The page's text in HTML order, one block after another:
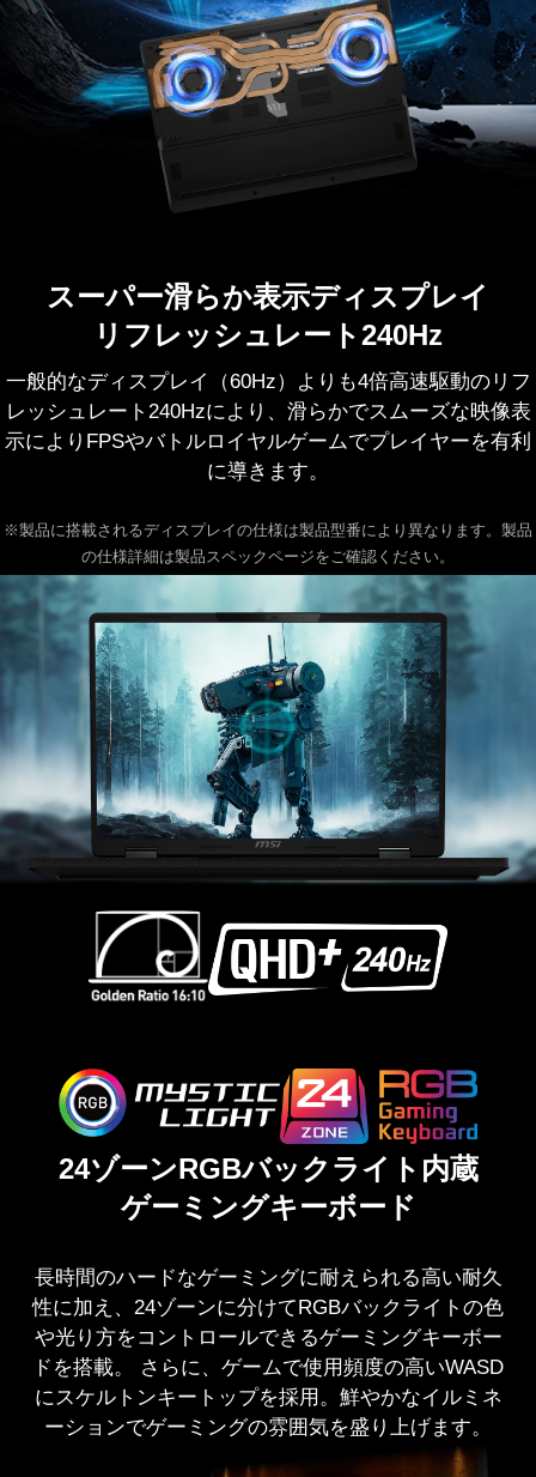
スーパー滑らか表示ディスプレイ
リフレッシュレート240Hz
一般的なディスプレイ（60Hz）よりも4倍高速駆動のリフ
レッシュレート240Hzにより、滑らかでスムーズな映像表
示によりFPSやバトルロイヤルゲームでプレイヤーを有利
に導きます。
※製品に搭載されるディスプレイの仕様は製品型番により異なります。製品
の仕様詳細は製品スペックページをご確認ください。
24ゾーンRGBバックライト内蔵
ゲーミングキーボード
長時間のハードなゲーミングに耐えられる高い耐久
性に加え、24ゾーンに分けてRGBバックライトの色
や光り方をコントロールできるゲーミングキーボー
ドを搭載。 さらに、ゲームで使用頻度の高いWASD
にスケルトンキートップを採用。鮮やかなイルミネ
ーションでゲーミングの雰囲気を盛り上げます。